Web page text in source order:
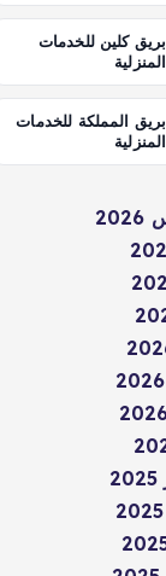
بريق كلين للخدمات
المنزلية
بريق المملكة للخدمات
المنزلية